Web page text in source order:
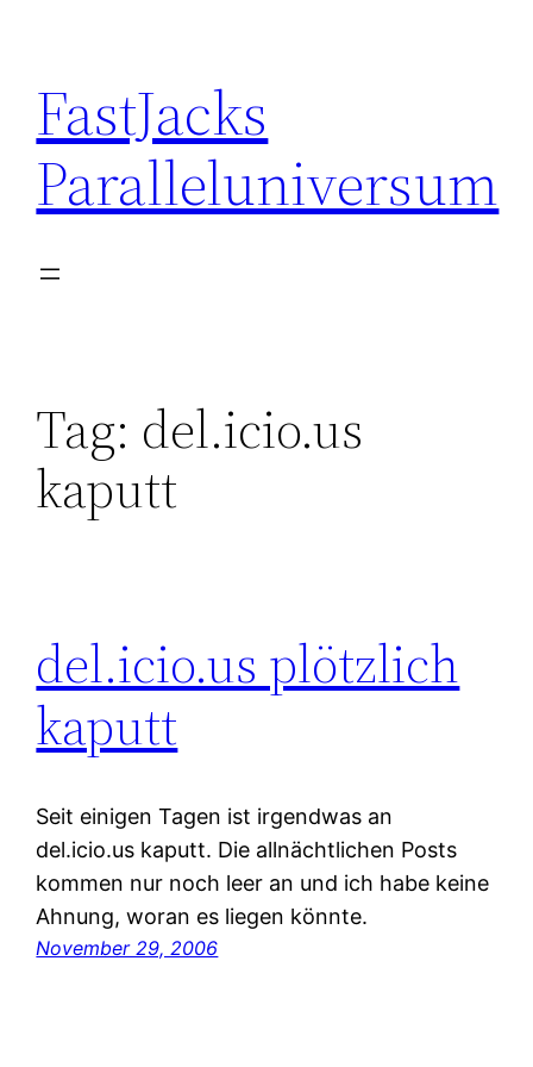
content
FastJacks
Paralleluniversum
Tag: del.icio.us
kaputt
del.icio.us plötzlich
kaputt
Seit einigen Tagen ist irgendwas an
del.icio.us kaputt. Die allnächtlichen Posts
kommen nur noch leer an und ich habe keine
Ahnung, woran es liegen könnte.
November 29, 2006